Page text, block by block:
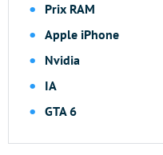
Prix RAM
Apple iPhone
Nvidia
IA
GTA 6